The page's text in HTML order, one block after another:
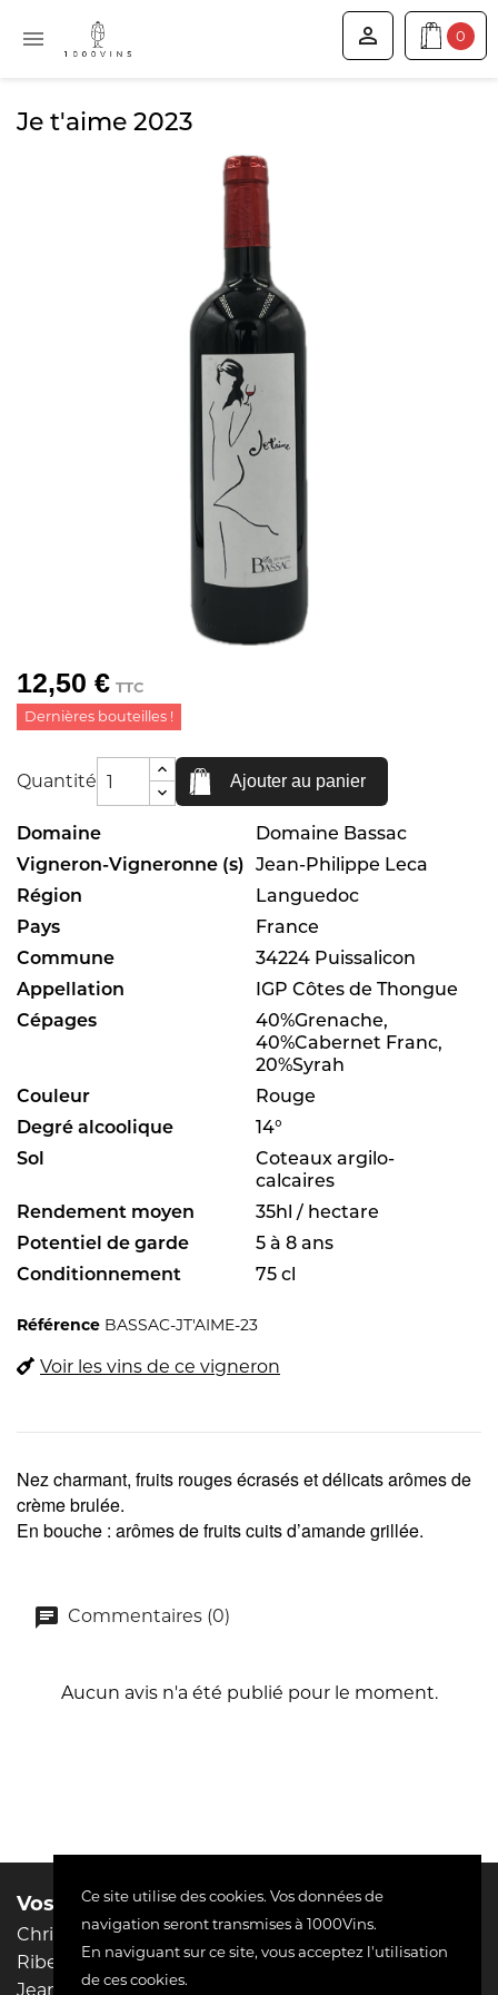
 0

Je t'aime 2023
12,50 € TTC
Dernières bouteilles !
Quantité Ajouter au panier
Domaine
Domaine Bassac
Vigneron-Vigneronne (s)
Jean-Philippe Leca
Région
Languedoc
Pays
France
Commune
34224 Puissalicon
Appellation
IGP Côtes de Thongue
Cépages
40%Grenache,
40%Cabernet Franc,
20%Syrah
Couleur
Rouge
Degré alcoolique
14°
Sol
Coteaux argilo-
calcaires
Rendement moyen
35hl / hectare
Potentiel de garde
5 à 8 ans
Conditionnement
75 cl
Référence BASSAC-JT'AIME-23
Voir les vins de ce vigneron
Nez charmant, fruits rouges écrasés et délicats arômes de
crème brulée.
En bouche : arômes de fruits cuits d’amande grillée.
Commentaires (0)
Aucun avis n'a été publié pour le moment.
Vos domaines préférés :
Christophe Pacalet
Riberach
Jean-Philippe Padié
Liens utiles
Mentions légales
Conditions d'utilisation
Ce site utilise des cookies. Vos données de
navigation seront transmises à 1000Vins.
En naviguant sur ce site, vous acceptez l'utilisation
de ces cookies.